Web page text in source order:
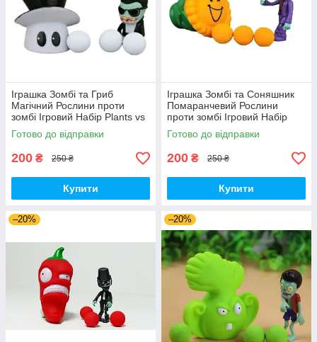
Іграшка Зомбі та Гриб
Магічний Рослини проти
зомбі Ігровий Набір Plants vs
Zombies (00179)
Готово до відправки
200 ₴ 250 ₴
Купити
Іграшка Зомбі та Соняшник
Помаранчевий Рослини
проти зомбі Ігровий Набір
Plants vs Zombies (00180)
Готово до відправки
200 ₴ 250 ₴
Купити
–20% –20%